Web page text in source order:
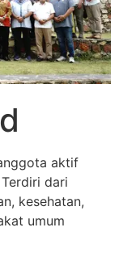
aktif
dari
kesehatan,
umum